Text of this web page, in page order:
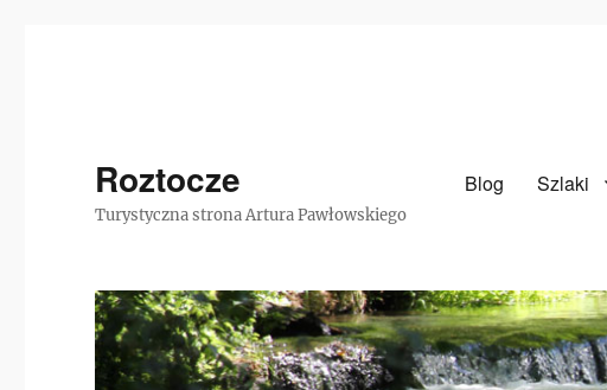
Roztocze
Turystyczna strona Artura Pawłowskiego
Blog Szlaki